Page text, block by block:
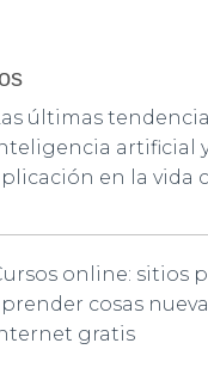
últimas
artificial
en la vida
online: sitios
cosas
gratis